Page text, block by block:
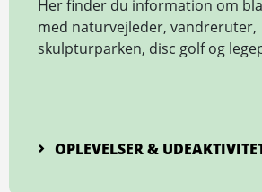
Her finder du information om
med naturvejleder, vandreruter,
skulpturparken, disc golf og
OPLEVELSER &